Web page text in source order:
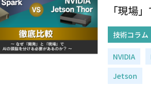
「現場
技術コラム
NVIDIA
Jetson